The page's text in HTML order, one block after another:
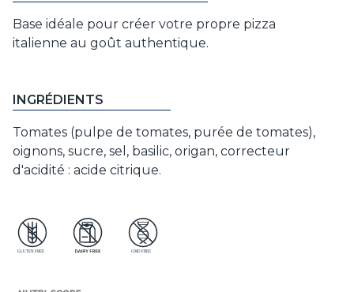
Base idéale pour créer votre propre pizza
italienne au goût authentique.
INGRÉDIENTS
Tomates (pulpe de tomates, purée de tomates),
oignons, sucre, sel, basilic, origan, correcteur
d'acidité : acide citrique.